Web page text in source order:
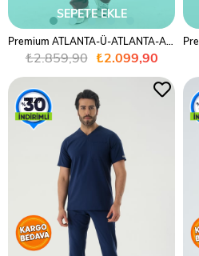
SEPETE EKLE
₺2.099,90
₺2.859,90
%27